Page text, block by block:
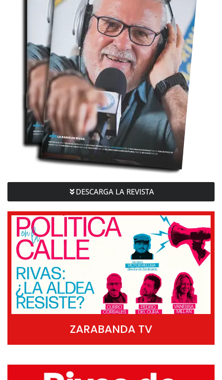
DESCARGA LA REVISTA
ZARABANDA TV